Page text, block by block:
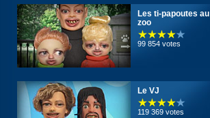
Les ti-papoutes au
zoo
99 854 votes
Le VJ
119 369 votes